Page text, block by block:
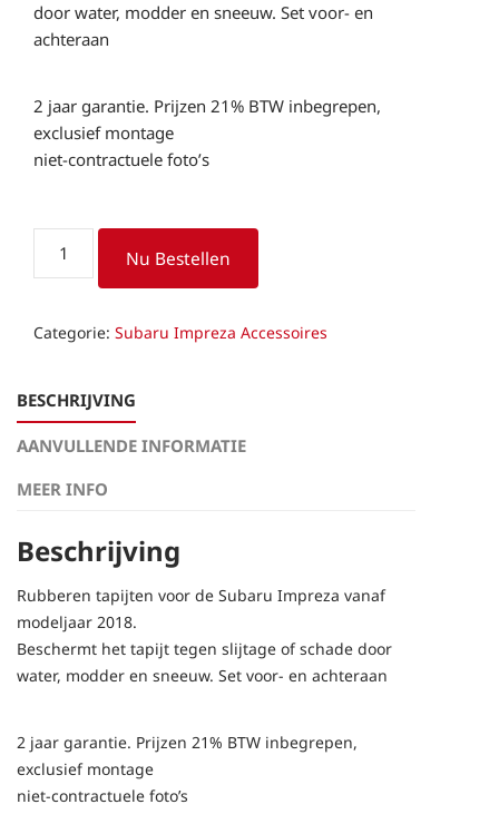
door water, modder en sneeuw. Set voor- en
achteraan
2 jaar garantie. Prijzen 21% BTW inbegrepen,
exclusief montage
niet-contractuele foto’s
tapijten
2018
Nu Bestellen
Categorie: Subaru Impreza Accessoires
BESCHRIJVING
AANVULLENDE INFORMATIE
MEER INFO
Beschrijving
Rubberen tapijten voor de Subaru Impreza vanaf
modeljaar 2018.
Beschermt het tapijt tegen slijtage of schade door
water, modder en sneeuw. Set voor- en achteraan
2 jaar garantie. Prijzen 21% BTW inbegrepen,
exclusief montage
niet-contractuele foto’s